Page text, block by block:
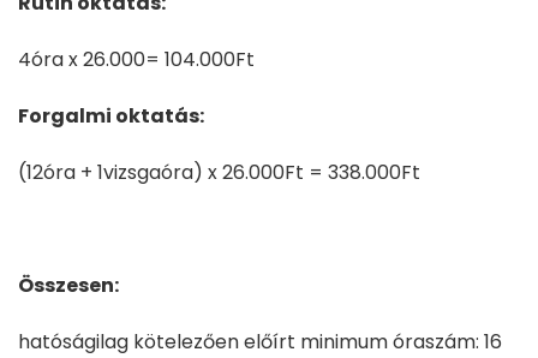
4óra x 26.000= 104.000Ft
Forgalmi oktatás:
(12óra + 1vizsgaóra) x 26.000Ft = 338.000Ft
Összesen:
hatóságilag kötelezően előírt minimum óraszám: 16